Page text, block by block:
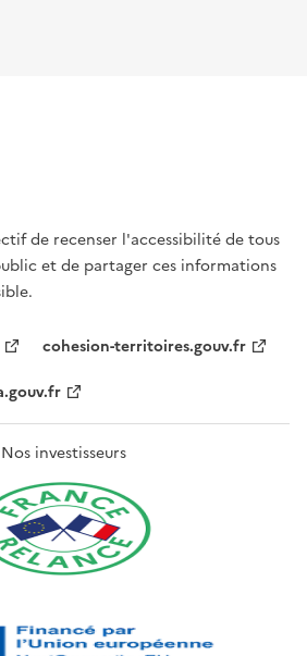
de recenser l'accessibilité de tous
et de partager ces informations
cohesion-territoires.gouv.fr
Nos investisseurs